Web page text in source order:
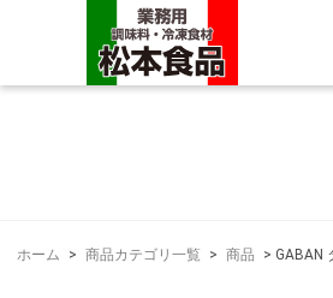
ホーム > 商品カテゴリ一覧 > 商品 > GABAN